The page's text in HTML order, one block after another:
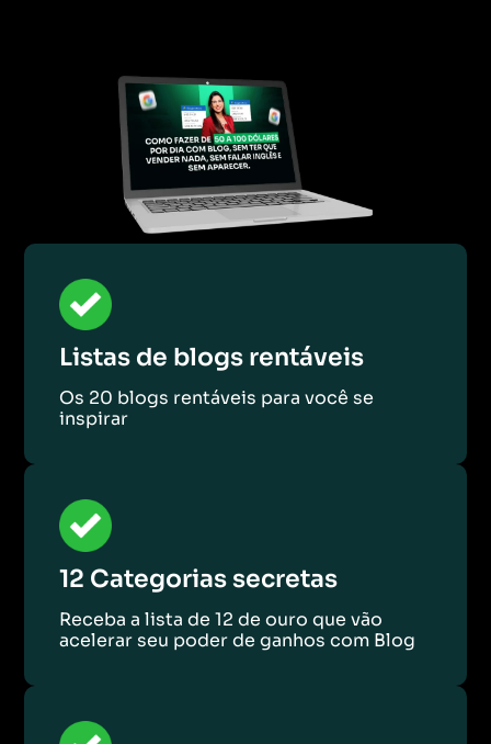
Listas de blogs rentáveis
Os 20 blogs rentáveis para você se
inspirar
12 Categorias secretas
Receba a lista de 12 de ouro que vão
acelerar seu poder de ganhos com Blog